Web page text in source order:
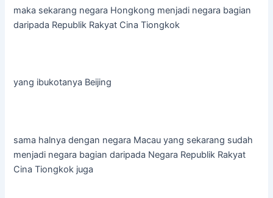
maka sekarang negara Hongkong menjadi negara bagian
daripada Republik Rakyat Cina Tiongkok
yang ibukotanya Beijing
sama halnya dengan negara Macau yang sekarang sudah
menjadi negara bagian daripada Negara Republik Rakyat
Cina Tiongkok juga